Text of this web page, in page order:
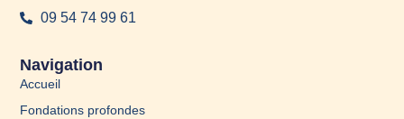
Navigation
Accueil
Fondations profondes
09 54 74 99 61